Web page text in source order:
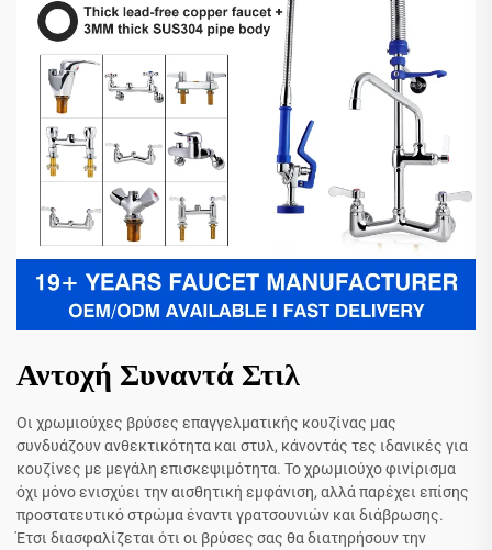
Αντοχή Συναντά Στιλ
Οι χρωμιούχες βρύσες επαγγελματικής κουζίνας μας
συνδυάζουν ανθεκτικότητα και στυλ, κάνοντάς τες ιδανικές για
κουζίνες με μεγάλη επισκεψιμότητα. Το χρωμιούχο φινίρισμα
όχι μόνο ενισχύει την αισθητική εμφάνιση, αλλά παρέχει επίσης
προστατευτικό στρώμα έναντι γρατσουνιών και διάβρωσης.
Έτσι διασφαλίζεται ότι οι βρύσες σας θα διατηρήσουν την